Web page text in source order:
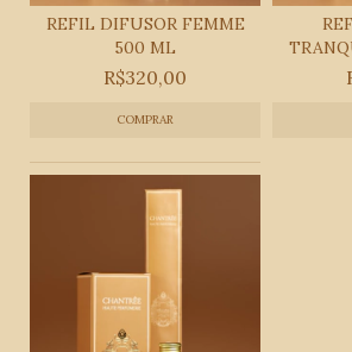
REFIL DIFUSOR FEMME
500 ML
R$320,00